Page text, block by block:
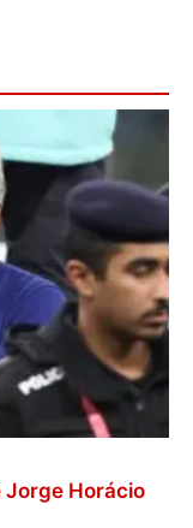
Jorge Horácio